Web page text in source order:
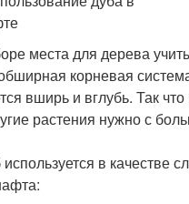
места для дерева
корневая
вширь и вглубь. Так
растения нужно с
в качестве